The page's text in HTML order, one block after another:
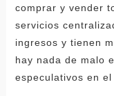
comprar y vender
servicios
ingresos y tienen
hay nada de malo
especulativos en